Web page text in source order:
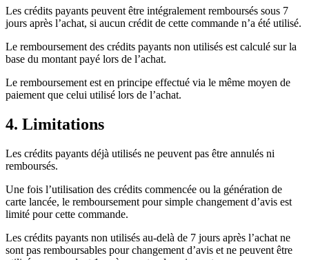
Les crédits payants peuvent être intégralement remboursés sous 7
jours après l’achat, si aucun crédit de cette commande n’a été utilisé.
Le remboursement des crédits payants non utilisés est calculé sur la
base du montant payé lors de l’achat.
Le remboursement est en principe effectué via le même moyen de
paiement que celui utilisé lors de l’achat.
4. Limitations
Les crédits payants déjà utilisés ne peuvent pas être annulés ni
remboursés.
Une fois l’utilisation des crédits commencée ou la génération de
carte lancée, le remboursement pour simple changement d’avis est
limité pour cette commande.
Les crédits payants non utilisés au-delà de 7 jours après l’achat ne
sont pas remboursables pour changement d’avis et ne peuvent être